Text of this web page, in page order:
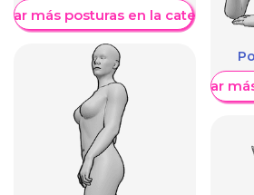
más posturas en la categoría
Mostrar